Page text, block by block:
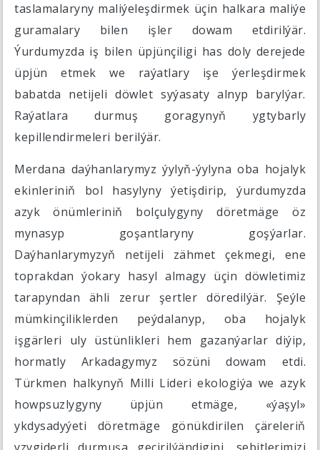
taslamalaryny maliýeleşdirmek üçin halkara maliýe
guramalary bilen işler dowam etdirilýär.
Ýurdumyzda iş bilen üpjünçiligi has doly derejede
üpjün etmek we raýatlary işe ýerleşdirmek
babatda netijeli döwlet syýasaty alnyp barylýar.
Raýatlara durmuş goragynyň ygtybarly
kepillendirmeleri berilýär.
Merdana daýhanlarymyz ýylyň-ýylyna oba hojalyk
ekinleriniň bol hasylyny ýetişdirip, ýurdumyzda
azyk önümleriniň bolçulygyny döretmäge öz
mynasyp goşantlaryny goşýarlar.
Daýhanlarymyzyň netijeli zähmet çekmegi, ene
toprakdan ýokary hasyl almagy üçin döwletimiz
tarapyndan ähli zerur şertler döredilýär. Şeýle
mümkinçiliklerden peýdalanyp, oba hojalyk
işgärleri uly üstünlikleri hem gazanýarlar diýip,
hormatly Arkadagymyz sözüni dowam etdi.
Türkmen halkynyň Milli Lideri ekologiýa we azyk
howpsuzlygyny üpjün etmäge, «ýaşyl»
ykdysadyýeti döretmäge gönükdirilen çäreleriň